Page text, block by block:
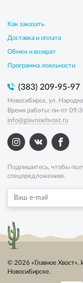
Как заказать
Доставка и оплата
Обмен и возврат
Программа лояльности
(383) 209-95-97
Новосибирск, ул.
Время работы: пн-пт
info@glavnoehvost.ru
Подпишитесь, чтобы
спецпредложениях.
© 2026 «Главное Хвост».
Новосибирске.